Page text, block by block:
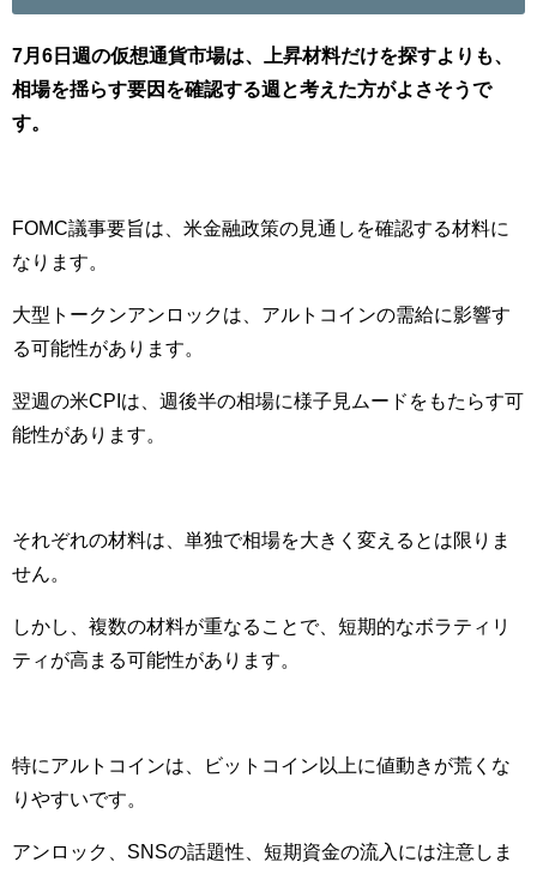
7月6日週の仮想通貨市場は、上昇材料だけを探すよりも、
相場を揺らす要因を確認する週と考えた方がよさそうで
す。
FOMC議事要旨は、米金融政策の見通しを確認する材料に
なります。
大型トークンアンロックは、アルトコインの需給に影響す
る可能性があります。
翌週の米CPIは、週後半の相場に様子見ムードをもたらす可
能性があります。
それぞれの材料は、単独で相場を大きく変えるとは限りま
せん。
しかし、複数の材料が重なることで、短期的なボラティリ
ティが高まる可能性があります。
特にアルトコインは、ビットコイン以上に値動きが荒くな
りやすいです。
アンロック、SNSの話題性、短期資金の流入には注意しま